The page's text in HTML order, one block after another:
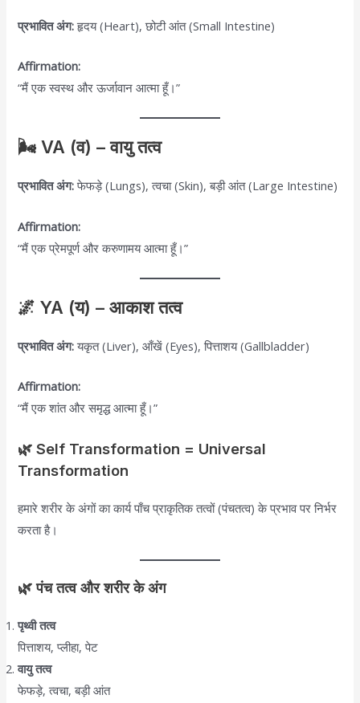
प्रभावित अंग:हृदय (Heart), छोटी आंत (Small Intestine)
Affirmation:
“मैं एक स्वस्थ और ऊर्जावान आत्मा हूँ।”
🌬️ VA (व) – वायु तत्व
प्रभावित अंग:फेफड़े (Lungs), त्वचा (Skin), बड़ी आंत (Large Intestine)
Affirmation:
“मैं एक प्रेमपूर्ण और करुणामय आत्मा हूँ।”
🌌 YA (य) – आकाश तत्व
प्रभावित अंग:यकृत (Liver), आँखें (Eyes), पित्ताशय (Gallbladder)
Affirmation:
“मैं एक शांत और समृद्ध आत्मा हूँ।”
🌿 Self Transformation = Universal
Transformation
हमारे शरीर के अंगों का कार्य पाँच प्राकृतिक तत्वों (पंचतत्व) के प्रभाव पर निर्भर
करता है।
🌿 पंच तत्व और शरीर के अंग
पृथ्वी तत्व
पित्ताशय, प्लीहा, पेट
वायु तत्व
फेफड़े, त्वचा, बड़ी आंत